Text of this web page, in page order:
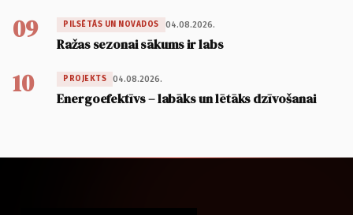
09 PILSĒTĀS UN NOVADOS 04.08.2026.
Ražas sezonai sākums ir labs
10 PROJEKTS 04.08.2026.
Energoefektīvs – labāks un lētāks dzīvošanai